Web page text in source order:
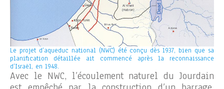
Le projet d’aqueduc national (NWC) été conçu dès 1937, bien que sa
planification détaillée ait commencé après la reconnaissance
d’Israël, en 1948.
Avec le NWC, l’écoulement naturel du Jourdain